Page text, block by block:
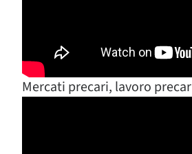
Mercati precari, lavoro